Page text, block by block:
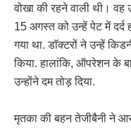
वोखा की रहने वाली थी।
15 अगस्त को उन्हें पेट में दर्द
गया था. डॉक्टरों ने उन्हें
किया. हालांकि, ऑपरेशन के
उन्होंने दम तोड़ दिया.
मृतका की बहन तेजीबैनी ने